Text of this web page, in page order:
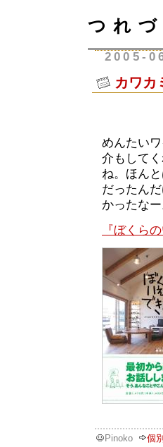
つれ
2005-
カワカ
めんたい
介もして
ね。ほん
だったん
かったな
『ぼくら
Pinoko 個